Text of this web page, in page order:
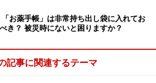
菌に対する作用の違いで以下の5種類
薬（さいぼうへき・ごうせい・そがい
は細胞壁という膜があります。その細
「お薬手帳」は非常持ち出し袋に入れてお
き？ 被災時にないと困りますか？
記事に関連するテーマ